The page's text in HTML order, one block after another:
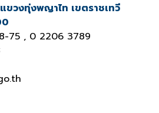
วงทุ่งพญาไท เขตราชเทวี
75 , 0 2206 3789